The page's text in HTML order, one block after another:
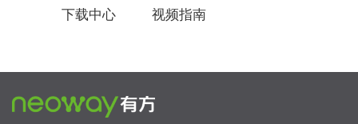
下载中心 视频指南